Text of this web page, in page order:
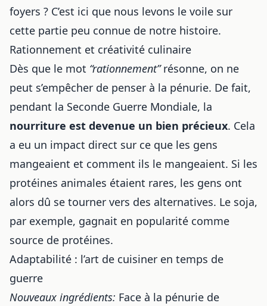
foyers ? C’est ici que nous levons le voile sur
cette partie peu connue de notre histoire.
Rationnement et créativité culinaire
Dès que le mot “rationnement”résonne, on ne
peut s’empêcher de penser à la pénurie. De fait,
pendant la Seconde Guerre Mondiale, la
nourriture est devenue un bien précieux. Cela
a eu un impact direct sur ce que les gens
mangeaient et comment ils le mangeaient. Si les
protéines animales étaient rares, les gens ont
alors dû se tourner vers des alternatives. Le soja,
par exemple, gagnait en popularité comme
source de protéines.
Adaptabilité : l’art de cuisiner en temps de
guerre
Nouveaux ingrédients: Face à la pénurie de